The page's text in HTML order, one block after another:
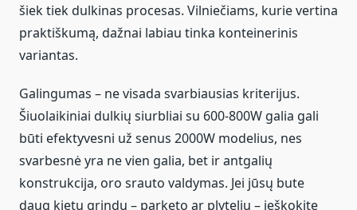
šiek tiek dulkinas procesas. Vilniečiams, kurie vertina
praktiškumą, dažnai labiau tinka konteinerinis
variantas.
Galingumas – ne visada svarbiausias kriterijus.
Šiuolaikiniai dulkių siurbliai su 600-800W galia gali
būti efektyvesni už senus 2000W modelius, nes
svarbesnė yra ne vien galia, bet ir antgalių
konstrukcija, oro srauto valdymas. Jei jūsų bute
daug kietų grindų – parketo ar plytelių – ieškokite